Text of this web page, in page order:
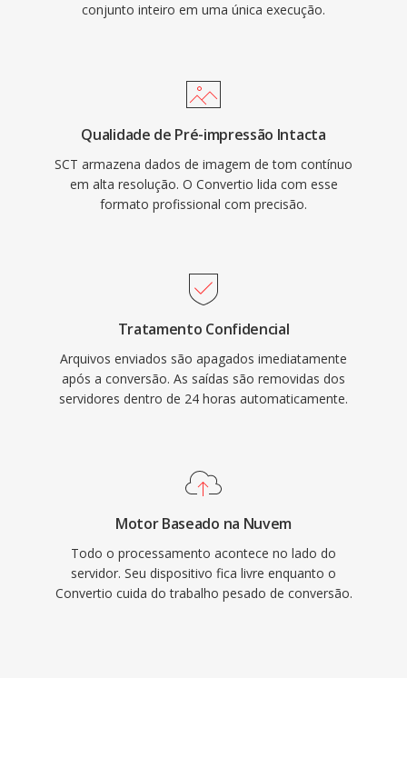
conjunto inteiro em uma única execução.
Qualidade de Pré-impressão Intacta
SCT armazena dados de imagem de tom contínuo
em alta resolução. O Convertio lida com esse
formato profissional com precisão.
Tratamento Confidencial
Arquivos enviados são apagados imediatamente
após a conversão. As saídas são removidas dos
servidores dentro de 24 horas automaticamente.
Motor Baseado na Nuvem
Todo o processamento acontece no lado do
servidor. Seu dispositivo fica livre enquanto o
Convertio cuida do trabalho pesado de conversão.